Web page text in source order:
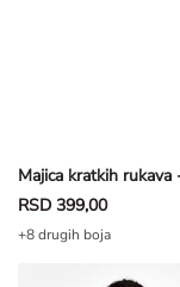
RSD 399,00
+8 drugih boja